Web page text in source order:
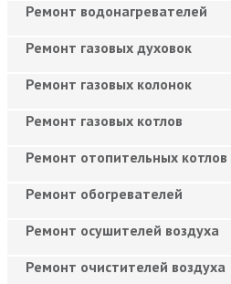
Ремонт водонагревателей
Ремонт газовых духовок
Ремонт газовых колонок
Ремонт газовых котлов
Ремонт отопительных котлов
Ремонт обогревателей
Ремонт осушителей воздуха
Ремонт очистителей воздуха